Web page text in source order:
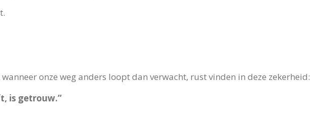
onze weg anders loopt dan verwacht, rust vinden in deze zekerheid:
is getrouw.”